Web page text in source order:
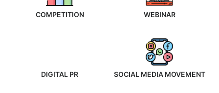
COMPETITION WEBINAR
DIGITAL PR SOCIAL MEDIA MOVEMENT